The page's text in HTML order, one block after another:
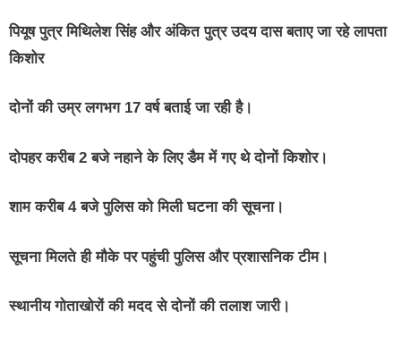
पियूष पुत्र मिथिलेश सिंह और अंकित पुत्र उदय दास बताए जा रहे लापता
किशोर
दोनों की उम्र लगभग 17 वर्ष बताई जा रही है।
दोपहर करीब 2 बजे नहाने के लिए डैम में गए थे दोनों किशोर।
शाम करीब 4 बजे पुलिस को मिली घटना की सूचना।
सूचना मिलते ही मौके पर पहुंची पुलिस और प्रशासनिक टीम।
स्थानीय गोताखोरों की मदद से दोनों की तलाश जारी।